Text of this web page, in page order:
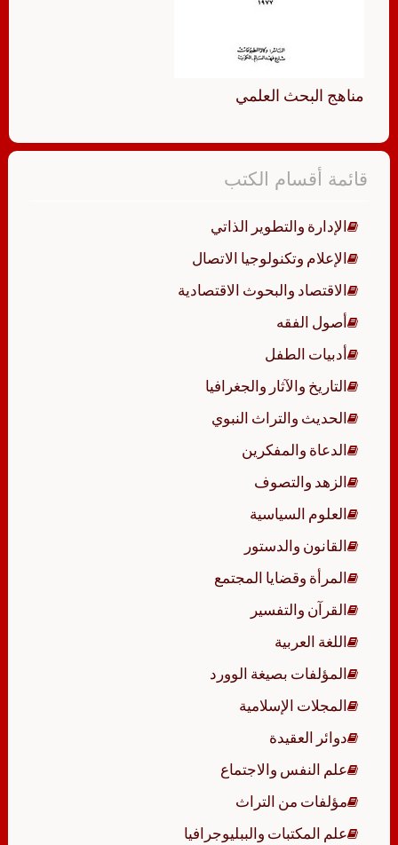
مناهج البحث العلمي
قائمة أقسام الكتب
الإدارة والتطوير الذاتي
الإعلام وتكنولوجيا الاتصال
الاقتصاد والبحوث الاقتصادية
أصول الفقه
أدبيات الطفل
التاريخ والآثار والجغرافيا
الحديث والتراث النبوي
الدعاة والمفكرين
الزهد والتصوف
العلوم السياسية
القانون والدستور
المرأة وقضايا المجتمع
القرآن والتفسير
اللغة العربية
المؤلفات بصيغة الوورد
المجلات الإسلامية
دوائر العقيدة
علم النفس والاجتماع
مؤلفات من التراث
علم المكتبات والببليوجرافيا